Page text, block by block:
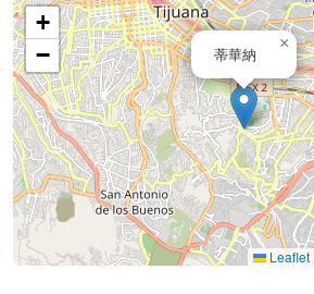
蒂華納
×
+
−
Leaflet